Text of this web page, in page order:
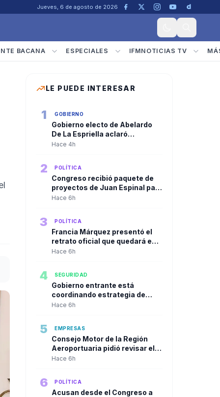
Jueves, 6 de agosto de 2026
BACANA ESPECIALES IFMNOTICIAS TV
LE PUEDE INTERESAR
1 GOBIERNO
Gobierno electo de Abelardo
De La Espriella aclaró
convocatoria a diplomáticos
Hace 4h
2 POLÍTICA
Congreso recibió paquete de
proyectos de Juan Espinal para
blindar la seguridad energética
Hace 6h
3 POLÍTICA
Francia Márquez presentó el
retrato oficial que quedará en
la Casa Vicepresidencial al
Hace 6h
4 SEGURIDAD
Gobierno entrante está
coordinando estrategia de
seguridad urbana con alcaldes
Hace 6h
5 EMPRESAS
Consejo Motor de la Región
Aeroportuaria pidió revisar el
Plan Maestro del José María
aérea del país
Hace 6h
6 POLÍTICA
Acusan desde el Congreso a